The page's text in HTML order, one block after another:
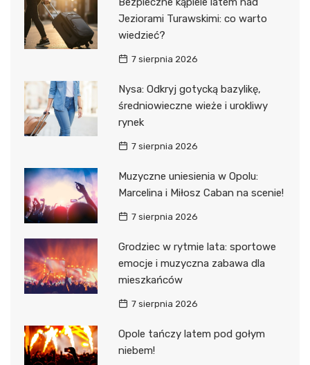
Jeziorami Turawskimi: co warto
wiedzieć?
7 sierpnia 2026
Nysa: Odkryj gotycką bazylikę,
średniowieczne wieże i urokliwy
rynek
7 sierpnia 2026
Muzyczne uniesienia w Opolu:
Marcelina i Miłosz Caban na scenie!
7 sierpnia 2026
Grodziec w rytmie lata: sportowe
emocje i muzyczna zabawa dla
mieszkańców
7 sierpnia 2026
Opole tańczy latem pod gołym
niebem!